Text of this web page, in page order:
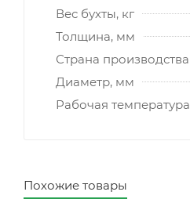
Вес бухты, кг
Толщина, мм
Страна производства
Диаметр, мм
Рабочая температура
Похожие товары